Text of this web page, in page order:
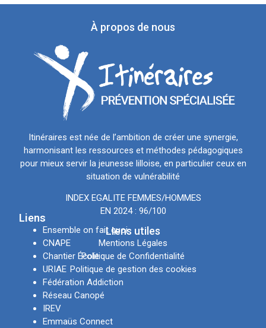
À propos de nous
Itinéraires est née de l’ambition de créer une synergie,
harmonisant les ressources et méthodes pédagogiques
pour mieux servir la jeunesse lilloise, en particulier ceux en
situation de vulnérabilité
INDEX EGALITE FEMMES/HOMMES
EN 2024 : 96/100
LIens utiles
Mentions Légales
Politique de Confidentialité
Politique de gestion des cookies
Liens
Ensemble on fait quoi
CNAPE
Chantier École
URIAE
Fédération Addiction
Réseau Canopé
IREV
Emmaüs Connect